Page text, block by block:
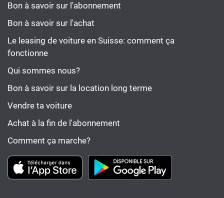
Bon à savoir sur l'abonnement
Bon à savoir sur l'achat
Le leasing de voiture en Suisse: comment ça
fonctionne
Qui sommes nous?
Bon à savoir sur la location long terme
Vendre ta voiture
Achat à la fin de l'abonnement
Comment ça marche?